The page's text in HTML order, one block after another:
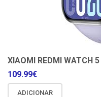
XIAOMI REDMI WATCH
109.99€
ADICIONAR